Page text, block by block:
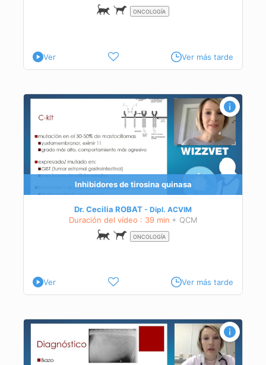
ONCOLOGÍA
Ver Ver más tarde
Inhibidores de tirosina quinasa
Dr. Cecilia ROBAT Dipl. ACVIM
Duración del vídeo : 39 min + QCM
ONCOLOGÍA
Ver Ver más tarde